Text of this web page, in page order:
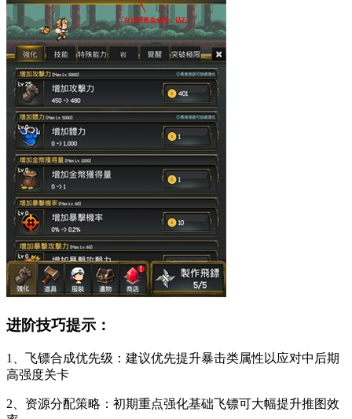
进阶技巧提示：
1、飞镖合成优先级：建议优先提升暴击类属性以应对中后期
高强度关卡
2、资源分配策略：初期重点强化基础飞镖可大幅提升推图效